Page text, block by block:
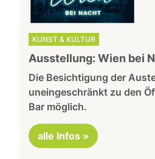
KUNST & KULTUR
Ausstellung: Wien bei
Die Besichtigung der
uneingeschränkt zu den
Bar möglich.
alle Infos »